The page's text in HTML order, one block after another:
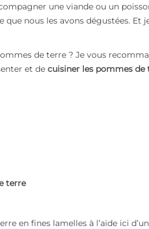
une viande ou un
que nous les avons dégustées.
de terre ? Je vous
et de cuisiner les pommes de
terre
en fines lamelles à l’aide ici